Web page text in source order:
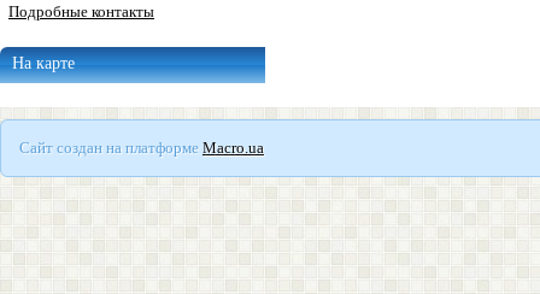
Подробные контакты
На карте
Сайт создан на платформе Macro.ua